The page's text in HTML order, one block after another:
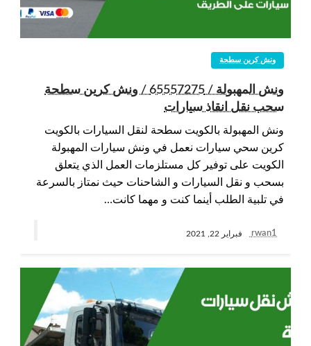
ونش كرين سطحة
ونش المهبولة / 65557275 / ونش كرين سطحة
سحب نقل انقاذ سيارات
ونش المهبولة بالكويت سطحة لنقل السيارات بالكويت
كرين سحي سيارات نعمل في ونش سيارات المهبولة
الكويت على توفير كل مستلزمات العمل الذي يتعلق
بسحب و نقل السيارات و الشاحنات حيث نمتاز بالسرعة
في تلبية الطلب أينما كنت و مهما كانت…
rwan1 فبراير 22, 2021